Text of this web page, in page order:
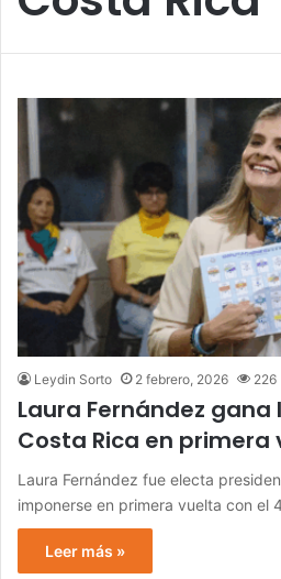
Leydin Sorto 2 febrero, 2026 226
Laura Fernández
Costa Rica en primera
Laura Fernández fue electa
imponerse en primera vuelta con el
Leer más »